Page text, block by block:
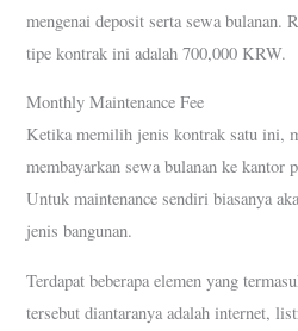
mengenai deposit serta sewa bulanan.
tipe kontrak ini adalah 700,000 KRW.
Monthly Maintenance Fee
Ketika memilih jenis kontrak satu ini,
membayarkan sewa bulanan ke kantor
Untuk maintenance sendiri biasanya
jenis bangunan.
Terdapat beberapa elemen yang
tersebut diantaranya adalah internet,